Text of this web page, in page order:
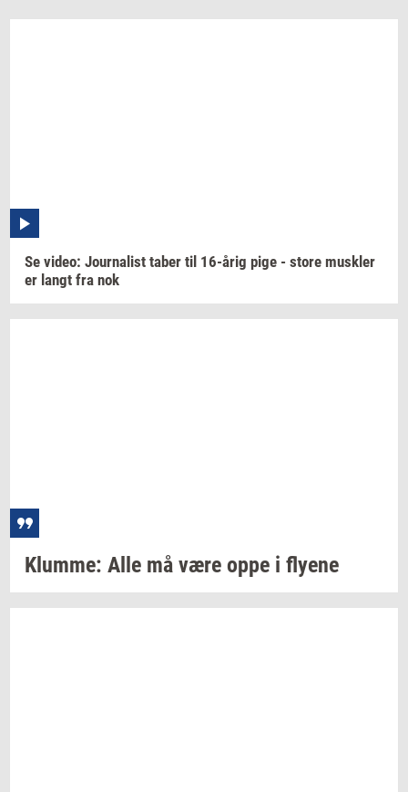
Se video: Jour­na­list taber til 16-årig pige - store mus­k­ler
er langt fra nok
Klum­me: Alle må være oppe i fly­e­ne